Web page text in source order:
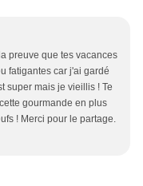
preuve que tes vacances
fatigantes car j'ai gardé
super mais je vieillis ! Te
gourmande en plus
! Merci pour le partage.